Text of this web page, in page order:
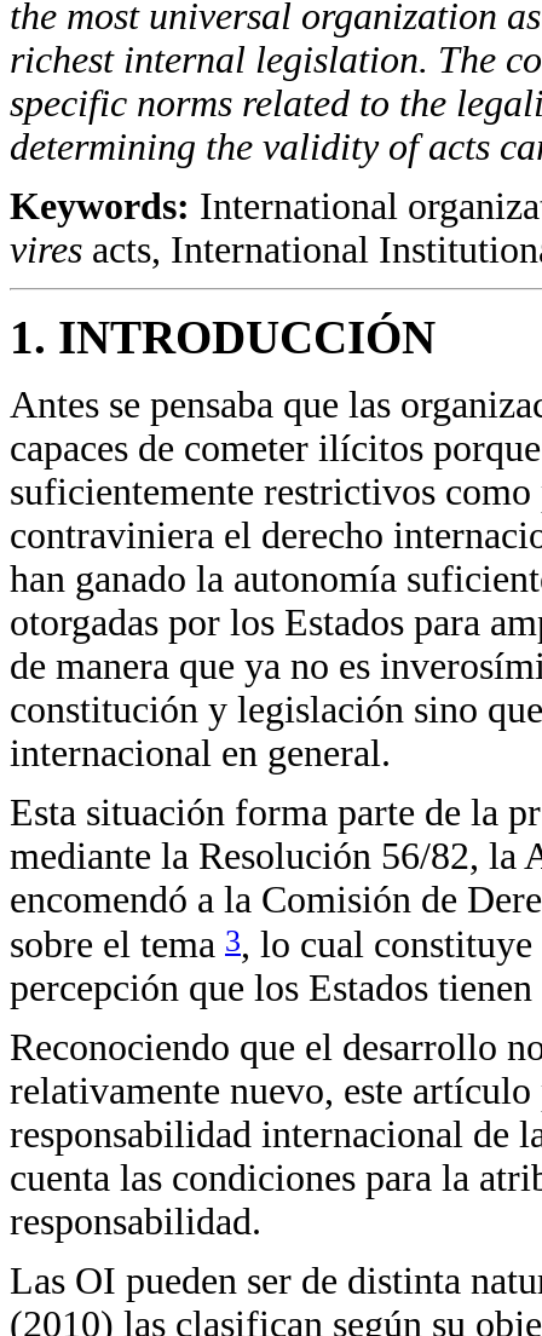
the most universal organization
richest internal legislation. The
specific norms related to the
determining the validity of acts
Keywords: International
vires acts, International
1. INTRODUCCIÓN
Antes se pensaba que las
capaces de cometer ilícitos
suficientemente restrictivos
contraviniera el derecho
han ganado la autonomía
otorgadas por los Estados para
de manera que ya no es
constitución y legislación sino
internacional en general.
Esta situación forma parte de la
mediante la Resolución 56/82, la
encomendó a la Comisión de
sobre el tema 3, lo cual
percepción que los Estados
Reconociendo que el desarrollo
relativamente nuevo, este
responsabilidad internacional de
cuenta las condiciones para la
responsabilidad.
Las OI pueden ser de distinta
(2010) las clasifican según su